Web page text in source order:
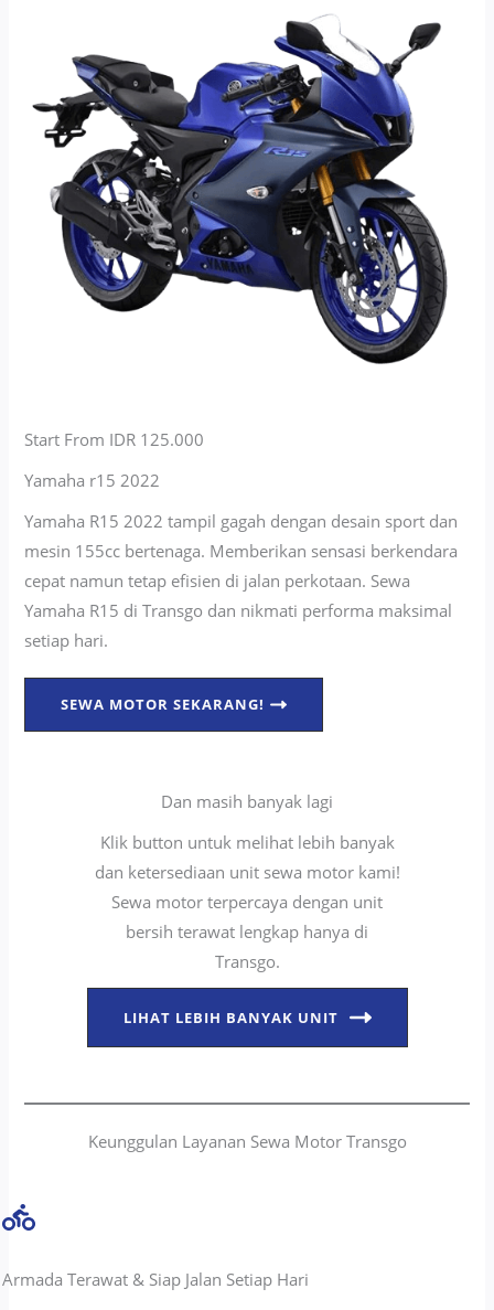
Start From IDR 125.000
Yamaha r15 2022
Yamaha R15 2022 tampil gagah dengan desain sport dan
mesin 155cc bertenaga. Memberikan sensasi berkendara
cepat namun tetap efisien di jalan perkotaan. Sewa
Yamaha R15 di Transgo dan nikmati performa maksimal
setiap hari.
SEWA MOTOR SEKARANG!
Dan masih banyak lagi
Klik button untuk melihat lebih banyak
dan ketersediaan unit sewa motor kami!
Sewa motor terpercaya dengan unit
bersih terawat lengkap hanya di
Transgo.
LIHAT LEBIH BANYAK UNIT
Keunggulan Layanan Sewa Motor Transgo
Armada Terawat & Siap Jalan Setiap Hari